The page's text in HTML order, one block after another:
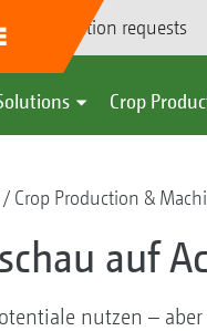
Demonstration requests
Crop
Crop Production &
auf
nutzen –